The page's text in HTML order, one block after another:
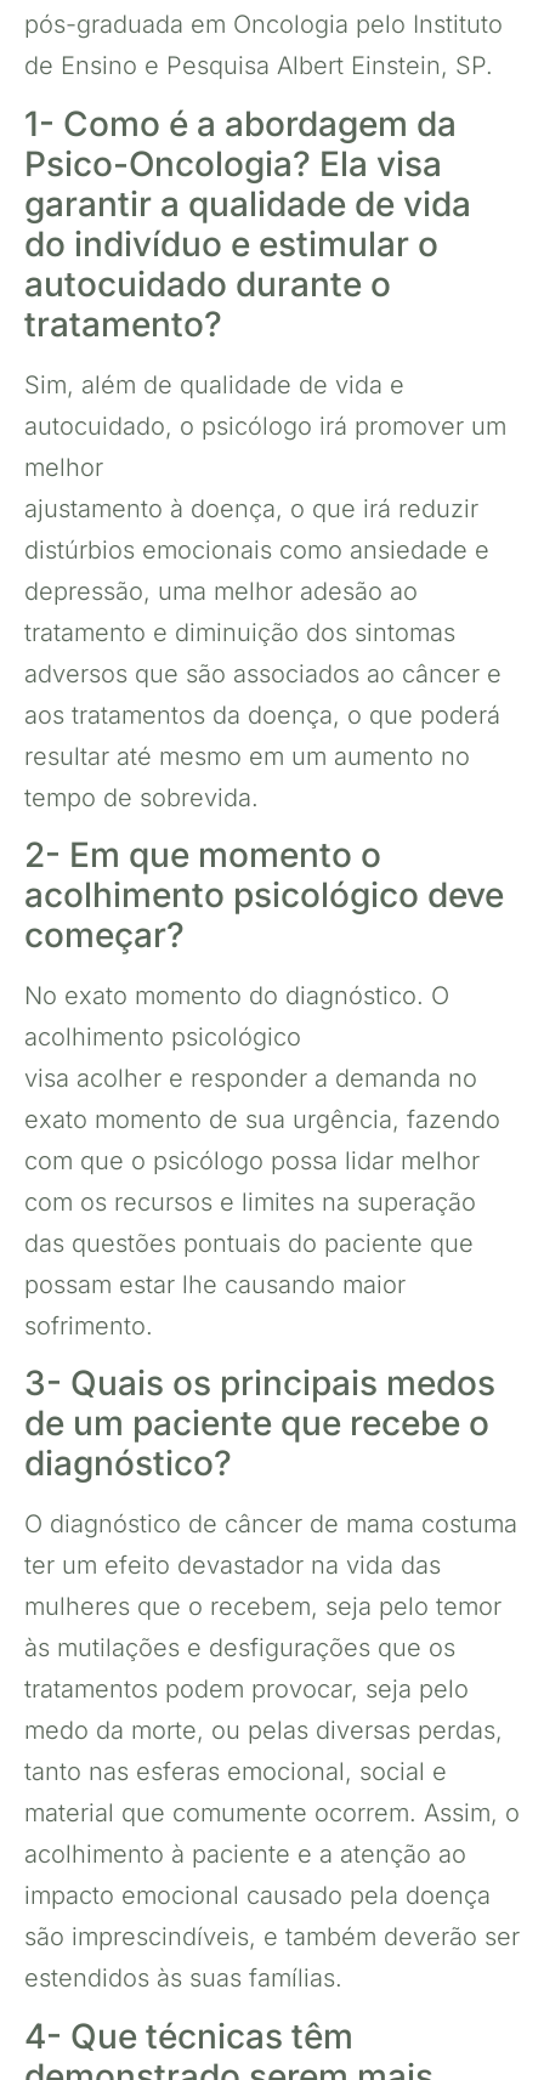
pós-graduada em Oncologia pelo Instituto
de Ensino e Pesquisa Albert Einstein, SP.
1- Como é a abordagem da
Psico-Oncologia? Ela visa
garantir a qualidade de vida
do indivíduo e estimular o
autocuidado durante o
tratamento?
Sim, além de qualidade de vida e
autocuidado, o psicólogo irá promover um
melhor
ajustamento à doença, o que irá reduzir
distúrbios emocionais como ansiedade e
depressão, uma melhor adesão ao
tratamento e diminuição dos sintomas
adversos que são associados ao câncer e
aos tratamentos da doença, o que poderá
resultar até mesmo em um aumento no
tempo de sobrevida.
2- Em que momento o
acolhimento psicológico deve
começar?
No exato momento do diagnóstico. O
acolhimento psicológico
visa acolher e responder a demanda no
exato momento de sua urgência, fazendo
com que o psicólogo possa lidar melhor
com os recursos e limites na superação
das questões pontuais do paciente que
possam estar lhe causando maior
sofrimento.
3- Quais os principais medos
de um paciente que recebe o
diagnóstico?
O diagnóstico de câncer de mama costuma
ter um efeito devastador na vida das
mulheres que o recebem, seja pelo temor
às mutilações e desfigurações que os
tratamentos podem provocar, seja pelo
medo da morte, ou pelas diversas perdas,
tanto nas esferas emocional, social e
material que comumente ocorrem. Assim, o
acolhimento à paciente e a atenção ao
impacto emocional causado pela doença
são imprescindíveis, e também deverão ser
estendidos às suas famílias.
4- Que técnicas têm